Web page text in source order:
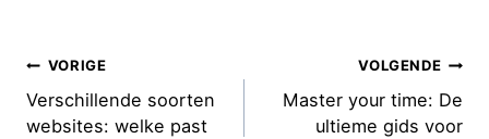
Bericht
navigatie
VORIGE
Verschillende soorten
websites: welke past
VOLGENDE
Master your time: De
ultieme gids voor